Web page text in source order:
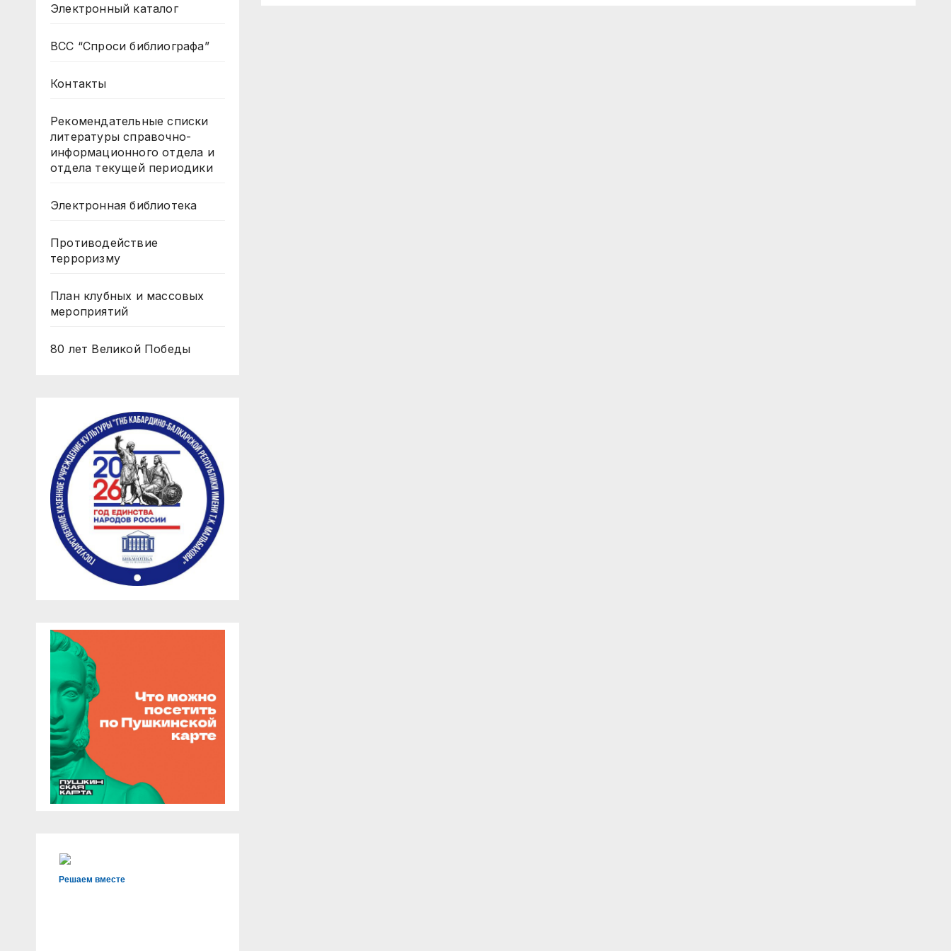
Электронный каталог
ВСС “Спроси библиографа”
Контакты
Рекомендательные списки
литературы справочно-
информационного отдела и
отдела текущей периодики
Электронная библиотека
Противодействие
терроризму
План клубных и массовых
мероприятий
80 лет Великой Победы
Решаем вместе